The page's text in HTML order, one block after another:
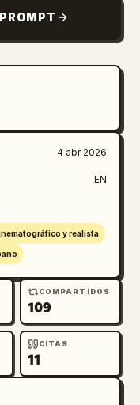
4 abr 2026
EN
y realista
COMPARTIDOS
109
CITAS
11